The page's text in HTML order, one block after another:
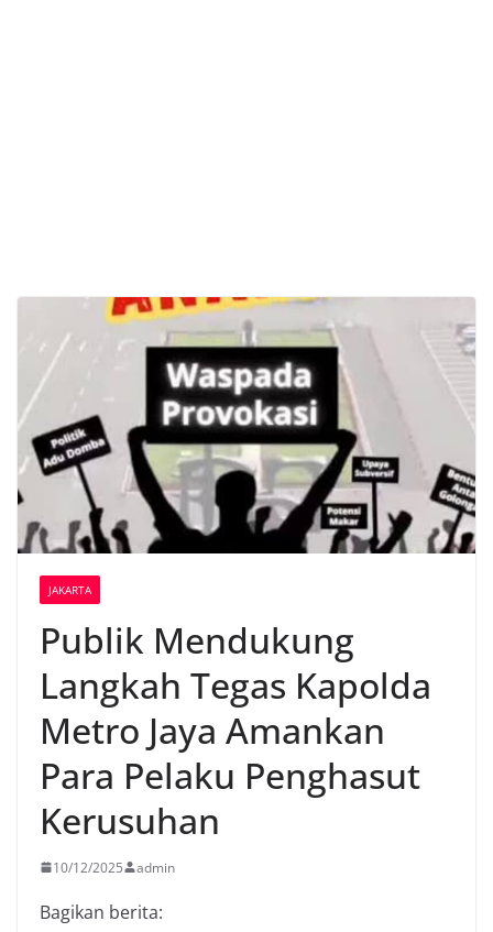
JAKARTA
Publik Mendukung
Langkah Tegas Kapolda
Metro Jaya Amankan
Para Pelaku Penghasut
Kerusuhan
10/12/2025 admin
Bagikan berita: